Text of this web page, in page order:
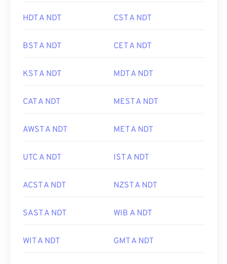
HDT A NDT CST A NDT
BST A NDT CET A NDT
KST A NDT MDT A NDT
CAT A NDT MEST A NDT
AWST A NDT MET A NDT
UTC A NDT IST A NDT
ACST A NDT NZST A NDT
SAST A NDT WIB A NDT
WIT A NDT GMT A NDT